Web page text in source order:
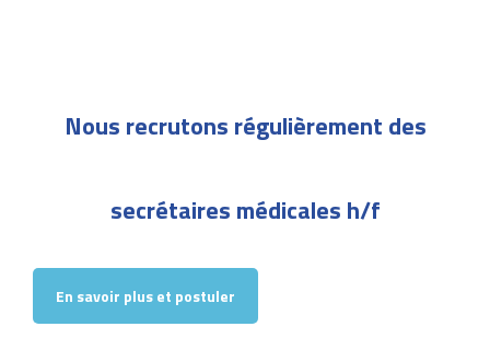
Nous recrutons régulièrement des
secrétaires médicales h/f
En savoir plus et postuler